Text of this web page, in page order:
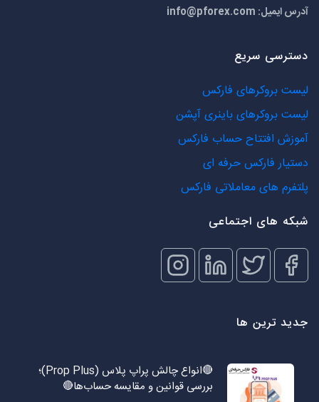
آدرس ایمیل: info@pforex.com
دسترسی سریع
لیست بروکرهای فارکس
لیست بروکرهای باینری آپشن
آموزش افتتاح حساب فارکس
دستیار فارکس حرفه ای
پلتفرم های معاملاتی فارکس
شبکه های اجتماعی
جدید ترین ها
🔴انواع چالش پراپ پلاس (Prop Plus)؛
بررسی قوانین و مقایسه حساب‌ها🔴